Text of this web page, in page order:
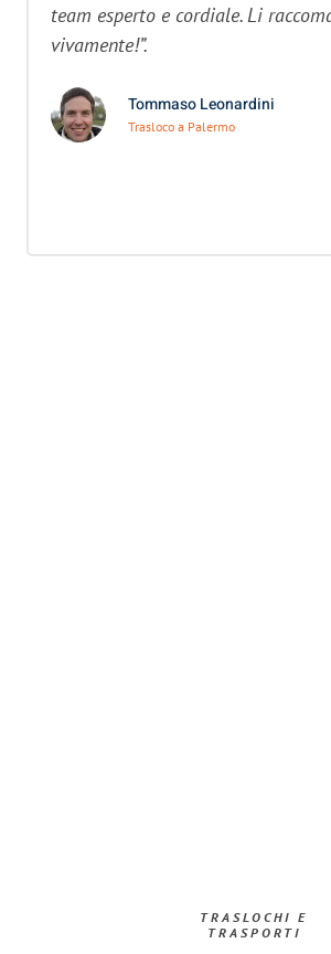
team esperto e cordiale. Li
vivamente!”.
Tommaso Leonardini
Trasloco a Palermo
TRASLOCHI E
TRASPORTI​